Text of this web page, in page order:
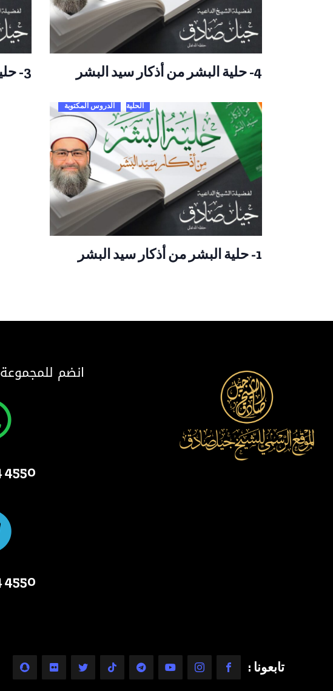
4- حلية البشر من أذكار سيد البشر 3- حلية البشر من أذكار سيد البشر
الحلية الدروس المكتوبة
1- حلية البشر من أذكار سيد البشر
انضم للمجموعة
4550 824 514 1 +
4550 824 514 1 +
تابعونا :